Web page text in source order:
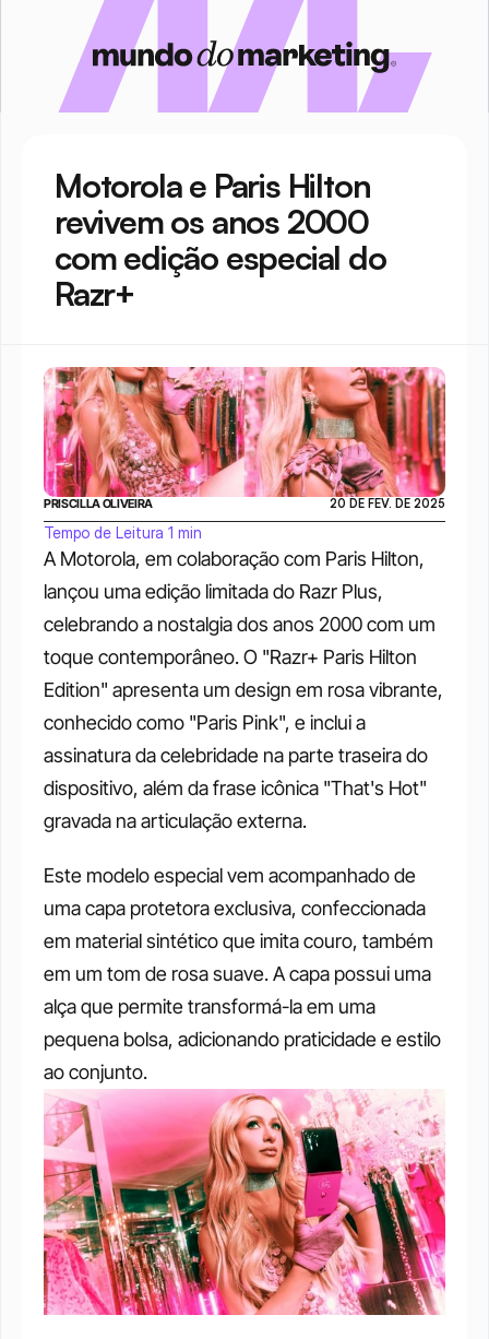
Motorola e Paris Hilton
revivem os anos 2000
com edição especial do
Razr+
A Motorola, em colaboração com Paris Hilton,
lançou uma edição limitada do Razr Plus,
celebrando a nostalgia dos anos 2000 com um
toque contemporâneo. O "Razr+ Paris Hilton
Edition" apresenta um design em rosa vibrante,
conhecido como "Paris Pink", e inclui a
assinatura da celebridade na parte traseira do
dispositivo, além da frase icônica "That's Hot"
gravada na articulação externa.
Este modelo especial vem acompanhado de
uma capa protetora exclusiva, confeccionada
em material sintético que imita couro, também
em um tom de rosa suave. A capa possui uma
alça que permite transformá-la em uma
pequena bolsa, adicionando praticidade e estilo
ao conjunto.
PRISCILLA OLIVEIRA 20 DE FEV. DE 2025
Tempo de Leitura 1 min